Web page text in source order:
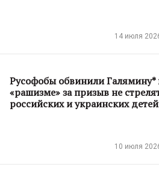
14 июля
Русофобы обвинили Галямину*
«рашизме» за призыв не
российских и украинских детей
10 июля